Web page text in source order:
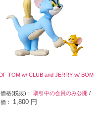
TOM w/ CLUB and JERRY w/ BOM
価格(税抜)：取引中の会員のみ公開 /
： 1,800 円